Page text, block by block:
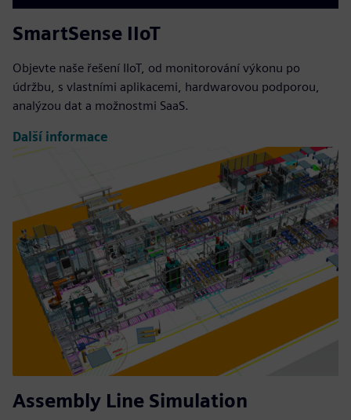
SmartSense IIoT
Objevte naše řešení IIoT, od monitorování výkonu po
údržbu, s vlastními aplikacemi, hardwarovou podporou,
analýzou dat a možnostmi SaaS.
Další informace
Assembly Line Simulation